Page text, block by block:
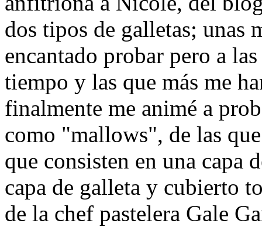
dos tipos de galletas; unas
encantado probar pero a
tiempo y las que más me
finalmente me animé a
como "mallows", de las
que consisten en una capa
capa de galleta y cubierto
de la chef pastelera Gale